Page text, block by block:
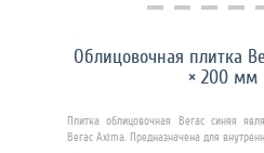
Купить в 1 клик
Облицовочная плитка
× 200 мм
Плитка облицовочная Вегас синяя
Вегас Axima. Предназначена для